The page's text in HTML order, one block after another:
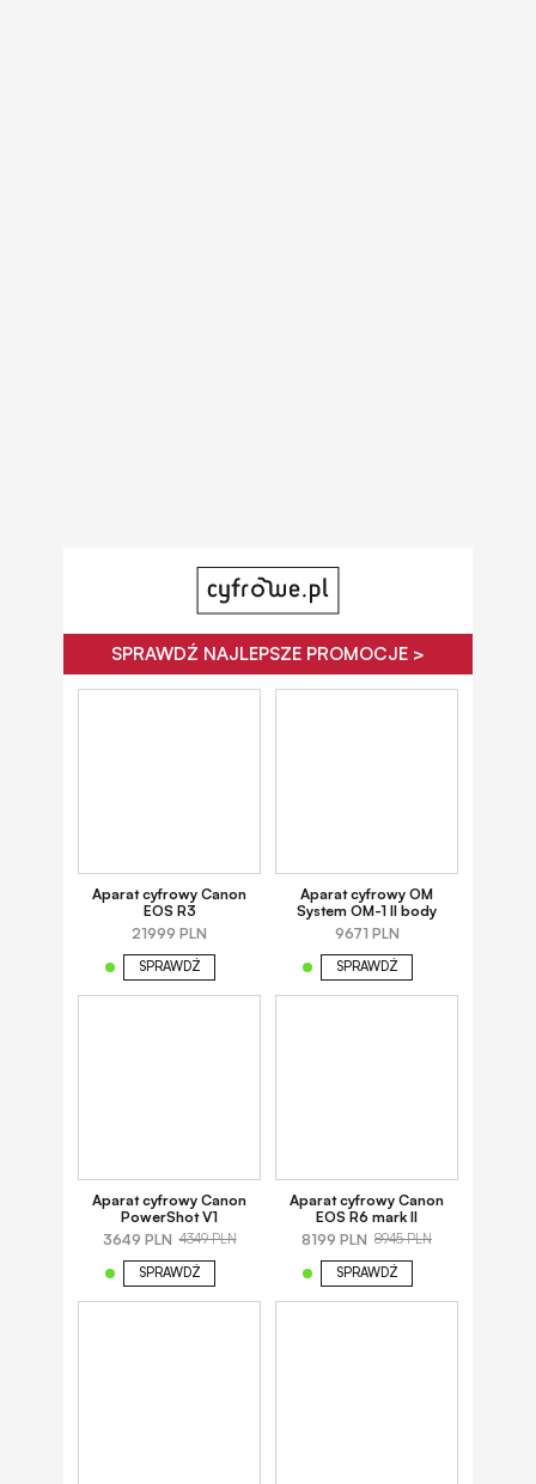
SPRAWDŹ NAJLEPSZE PROMOCJE >
Aparat cyfrowy Canon
EOS R3
21999 PLN
SPRAWDŹ
Aparat cyfrowy OM
System OM-1 II body
9671 PLN
SPRAWDŹ
Aparat cyfrowy Canon
PowerShot V1
3649 PLN 4349 PLN
SPRAWDŹ
Aparat cyfrowy Canon
EOS R6 mark II
8199 PLN 8945 PLN
SPRAWDŹ